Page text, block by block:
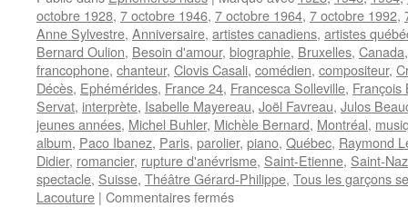
octobre 1928, 7 octobre 1946, 7 octobre 1964, 7 octobre 1992,
Anne Sylvestre, Anniversaire, artistes canadiens, artistes
Bernard Oulion, Besoin d'amour, biographie, Bruxelles, Canada
francophone, chanteur, Clovis Casali, comédien, compositeur,
Décès, Ephémérides, France 24, Francesca Solleville, François
Servat, interprète, Isabelle Mayereau, Joël Favreau, Julos
jeunes années, Michel Buhler, Michèle Bernard, Montréal,
album, Paco Ibanez, Paris, parolier, piano, Québec, Raymond
Didier, romancier, rupture d'anévrisme, Saint-Etienne, Saint-
spectacle, Suisse, Théâtre Gérard-Philippe, Tous les garçons
Lacouture | Commentaires ferméssur